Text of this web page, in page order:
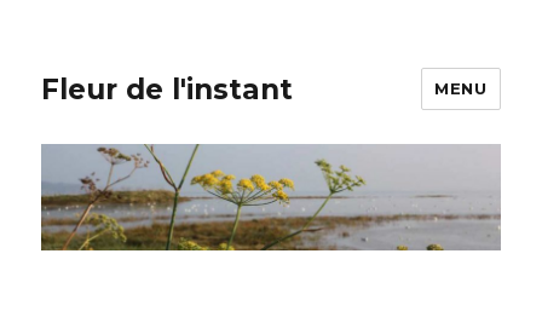
Fleur de l'instant MENU